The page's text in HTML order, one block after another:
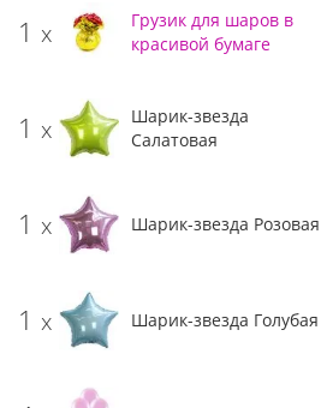
1 x
Грузик для шаров в
красивой бумаге
1 x
Шарик-звезда
Салатовая
1 x Шарик-звезда Розовая
1 x Шарик-звезда Голубая